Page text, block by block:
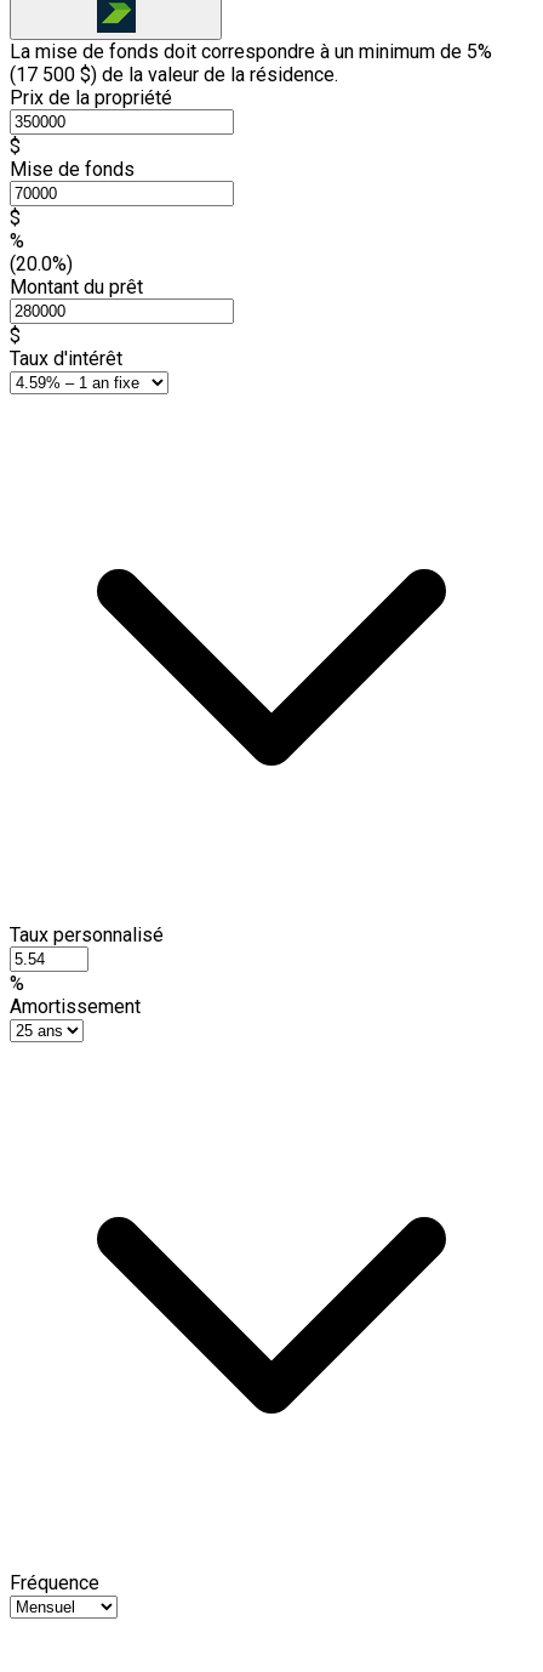
La mise de fonds doit correspondre à un minimum de 5%
(17 500 $) de la valeur de la résidence.
Prix de la propriété
$
Mise de fonds
$
%
(20.0%)
Montant du prêt
$
Taux d'intérêt
Taux personnalisé
%
Amortissement
Fréquence